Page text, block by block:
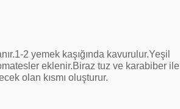
2 yemek kaşığında kavurulur.Yeşil
eklenir.Biraz tuz ve karabiber ile
olan kısmı oluşturur.